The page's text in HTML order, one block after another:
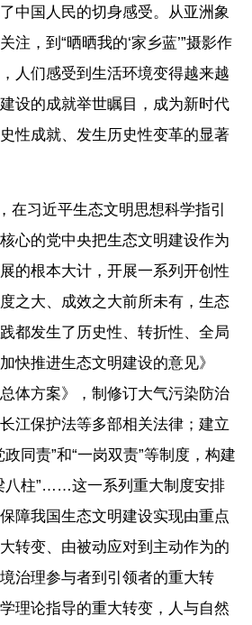
中国人民的切身感受。从亚洲象
注，到“晒晒我的‘家乡蓝’”摄影作
人们感受到生活环境变得越来越
设的成就举世瞩目，成为新时代
性成就、发生历史性变革的显著
在习近平生态文明思想科学指引
心的党中央把生态文明建设作为
的根本大计，开展一系列开创性
之大、成效之大前所未有，生态
都发生了历史性、转折性、全局
快推进生态文明建设的意见》
体方案》，制修订大气污染防治
江保护法等多部相关法律；建立
同责”和“一岗双责”等制度，构建
八柱”……这一系列重大制度安排
障我国生态文明建设实现由重点
转变、由被动应对到主动作为的
治理参与者到引领者的重大转
理论指导的重大转变，人与自然